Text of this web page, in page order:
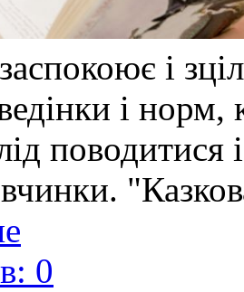
і
і норм,
поводитися
0